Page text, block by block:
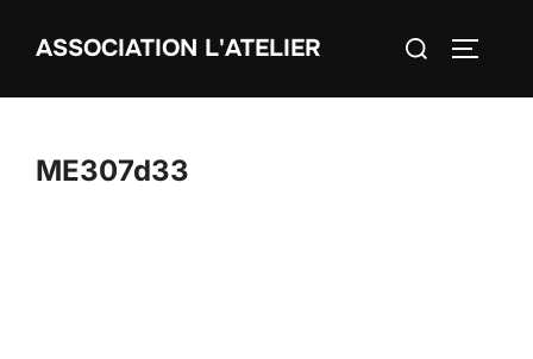
ASSOCIATION L'ATELIER Rechercher :
ME307d33